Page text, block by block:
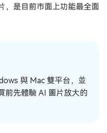
，是目前市面上功能最全面
與 Mac 雙平台，並
前先體驗 AI 圖片放大的